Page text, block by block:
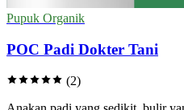
Pupuk Organik
POC Padi Dokter Tani
(2)